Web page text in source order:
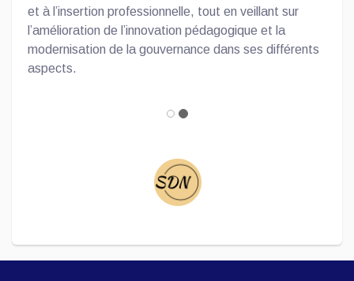
et à l’insertion professionnelle, tout en veillant sur
l’amélioration de l’innovation pédagogique et la
modernisation de la gouvernance dans ses différents
aspects.
انشاء حساب جديد على منصة التعليم
عن بعد
Testimony of the outgoing